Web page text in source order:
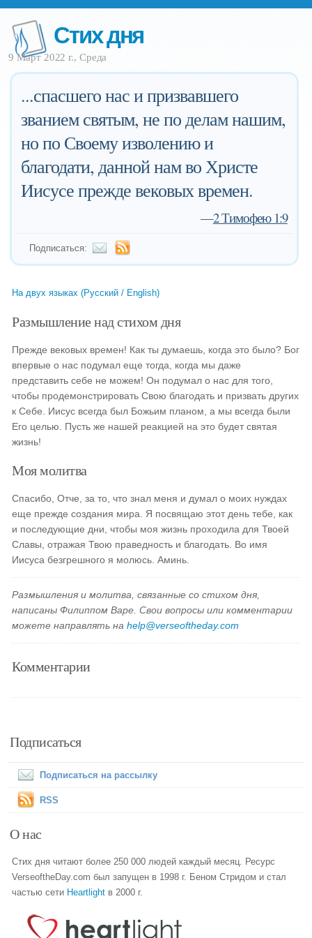
Стих дня
9 Март 2022 г., Среда
...спасшего нас и призвавшего
званием святым, не по делам нашим,
но по Своему изволению и
благодати, данной нам во Христе
Иисусе прежде вековых времен.
—2 Тимофею 1:9
Подписаться:
На двух языках (Русский / English)
Размышление над стихом дня
Прежде вековых времен! Как ты думаешь, когда это было? Бог
впервые о нас подумал еще тогда, когда мы даже
представить себе не можем! Он подумал о нас для того,
чтобы продемонстрировать Свою благодать и призвать других
к Себе. Иисус всегда был Божьим планом, а мы всегда были
Его целью. Пусть же нашей реакцией на это будет святая
жизнь!
Моя молитва
Спасибо, Отче, за то, что знал меня и думал о моих нуждах
еще прежде создания мира. Я посвящаю этот день тебе, как
и последующие дни, чтобы моя жизнь проходила для Твоей
Славы, отражая Твою праведность и благодать. Во имя
Иисуса безгрешного я молюсь. Аминь.
Размышления и молитва, связанные со стихом дня,
написаны Филиппом Варе. Свои вопросы или комментарии
можете направлять наhelp@verseoftheday.com
Комментарии
Подписаться
Подписаться на рассылку
RSS
О нас
Стих дня читают более 250 000 людей каждый месяц. Ресурс
VerseoftheDay.com был запущен в 1998 г. Беном Стридом и стал
частью сети Heartlight в 2000 г.